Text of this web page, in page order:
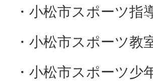
・小松市スポーツ指
・小松市スポーツ教
・小松市スポーツ少